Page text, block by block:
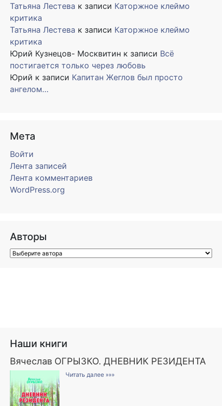
Татьяна Лестева к записи Каторжное клеймо
критика
Татьяна Лестева к записи Каторжное клеймо
критика
Юрий Кузнецов- Москвитин к записи Всё
постигается только через любовь
Юрий к записи Капитан Жеглов был просто
ангелом…
Мета
Войти
Лента записей
Лента комментариев
WordPress.org
Авторы
Наши книги
Вячеслав ОГРЫЗКО. ДНЕВНИК РЕЗИДЕНТА
Читать далее »»»